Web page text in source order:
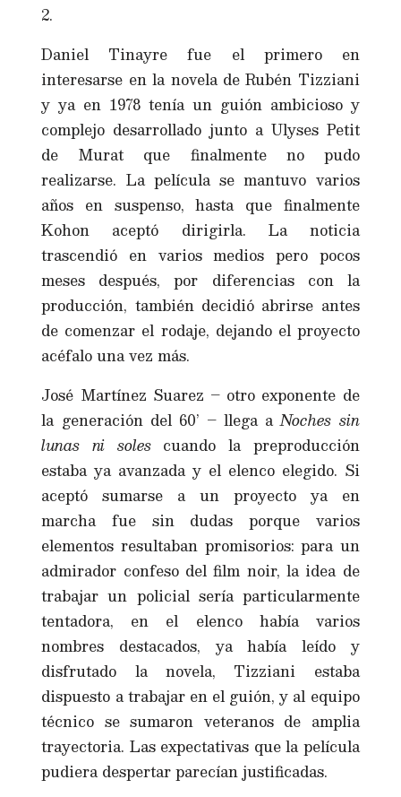
2.
Daniel Tinayre fue el primero en
interesarse en la novela de Rubén Tizziani
y ya en 1978 tenía un guión ambicioso y
complejo desarrollado junto a Ulyses Petit
de Murat que finalmente no pudo
realizarse. La película se mantuvo varios
años en suspenso, hasta que finalmente
Kohon aceptó dirigirla. La noticia
trascendió en varios medios pero pocos
meses después, por diferencias con la
producción, también decidió abrirse antes
de comenzar el rodaje, dejando el proyecto
acéfalo una vez más.
José Martínez Suarez – otro exponente de
la generación del 60’ – llega aNoches sin
lunas ni solescuando la preproducción
estaba ya avanzada y el elenco elegido. Si
aceptó sumarse a un proyecto ya en
marcha fue sin dudas porque varios
elementos resultaban promisorios: para un
admirador confeso del film noir, la idea de
trabajar un policial sería particularmente
tentadora, en el elenco había varios
nombres destacados, ya había leído y
disfrutado la novela, Tizziani estaba
dispuesto a trabajar en el guión, y al equipo
técnico se sumaron veteranos de amplia
trayectoria. Las expectativas que la película
pudiera despertar parecían justificadas.